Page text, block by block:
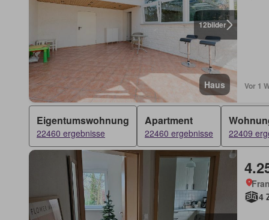
12bilder
Haus Vor 1
Eigentumswohnung
22460 ergebnisse
Apartment
22460 ergebnisse 22409
4